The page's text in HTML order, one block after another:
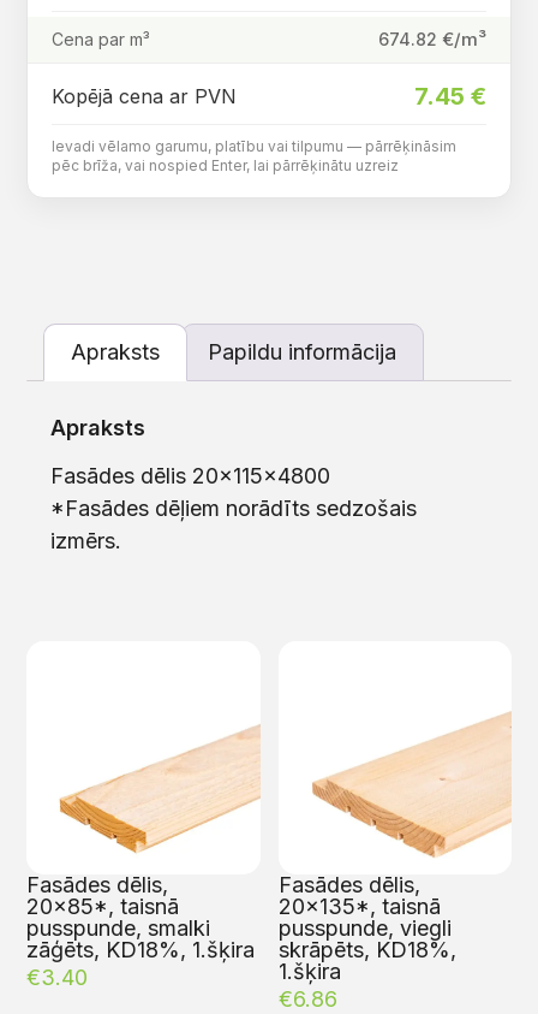
Cena par m³ 674.82 €/m³
Kopējā cena ar PVN 7.45 €
Ievadi vēlamo garumu, platību vai tilpumu — pārrēķināsim
pēc brīža, vai nospied Enter, lai pārrēķinātu uzreiz
Apraksts Papildu informācija
Apraksts
Fasādes dēlis 20x115x4800
*Fasādes dēļiem norādīts sedzošais
izmērs.
Fasādes dēlis,
20×85*, taisnā
pusspunde, smalki
zāģēts, KD18%, 1.šķira
€3.40
Fasādes dēlis,
20×135*, taisnā
pusspunde, viegli
skrāpēts, KD18%,
1.šķira
€6.86